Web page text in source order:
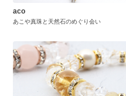
aco
あこや真珠と天然石のめぐり会い